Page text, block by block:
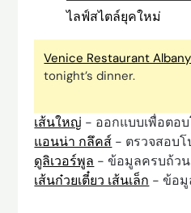
ไลฟ์สไตล์ยุคใหม่
Venice Restaurant Albany
tonight’s dinner.
เส้นใหญ่ - ออกแบบเพื่อตอ
แอนน่า กลึคส์ - ตรวจสอบ
ดูลิเวอร์พูล - ข้อมูลครบถ้วน
เส้นก๋วยเตี๋ยว เส้นเล็ก - ข้อมู